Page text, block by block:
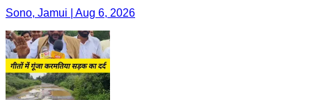
Sono, Jamui | Aug 6, 2026